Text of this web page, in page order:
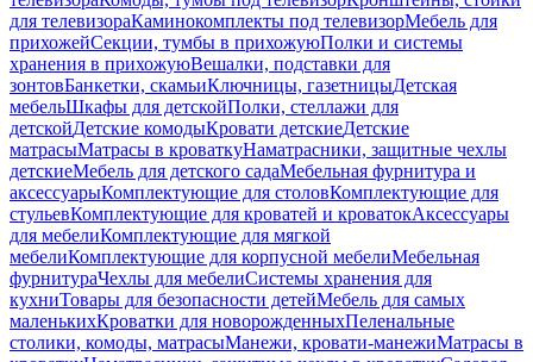
для телевизораКаминокомплекты под телевизорМебель для
прихожейСекции, тумбы в прихожуюПолки и системы
хранения в прихожуюВешалки, подставки для
зонтовБанкетки, скамьиКлючницы, газетницыДетская
мебельШкафы для детскойПолки, стеллажи для
детскойДетские комодыКровати детскиеДетские
матрасыМатрасы в кроваткуНаматрасники, защитные чехлы
детскиеМебель для детского садаМебельная фурнитура и
аксессуарыКомплектующие для столовКомплектующие для
стульевКомплектующие для кроватей и кроватокАксессуары
для мебелиКомплектующие для мягкой
мебелиКомплектующие для корпусной мебелиМебельная
фурнитураЧехлы для мебелиСистемы хранения для
кухниТовары для безопасности детейМебель для самых
маленькихКроватки для новорожденныхПеленальные
столики, комоды, матрасыМанежи, кровати-манежиМатрасы в